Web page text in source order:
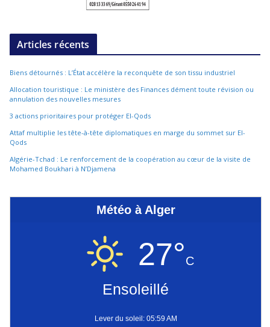
Articles récents
Biens détournés : L’État accélère la reconquête de son tissu industriel
Allocation touristique : Le ministère des Finances dément toute révision ou
annulation des nouvelles mesures
3 actions prioritaires pour protéger El-Qods
Attaf multiplie les tête-à-tête diplomatiques en marge du sommet sur El-
Qods
Algérie-Tchad : Le renforcement de la coopération au cœur de la visite de
Mohamed Boukhari à N’Djamena
Météo à Alger
27°C
Ensoleillé
Lever du soleil: 05:59 AM